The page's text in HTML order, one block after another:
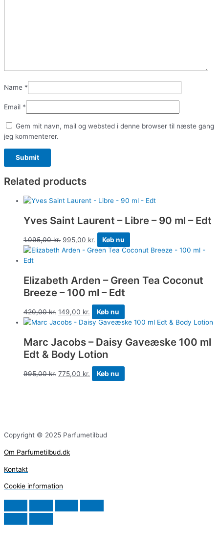
Name *
Email *
Gem mit navn, mail og websted i denne browser til næste gang
jeg kommenterer.
Related products
Yves Saint Laurent – Libre – 90 ml – Edt
1.095,00kr. 995,00 kr. Køb nu
Elizabeth Arden – Green Tea Coconut
Breeze – 100 ml – Edt
420,00kr. 149,00 kr. Køb nu
Marc Jacobs – Daisy Gaveæske 100 ml
Edt & Body Lotion
995,00kr. 775,00 kr. Køb nu
Copyright © 2025 Parfumetilbud
Om Parfumetilbud.dk
Kontakt
Cookie information